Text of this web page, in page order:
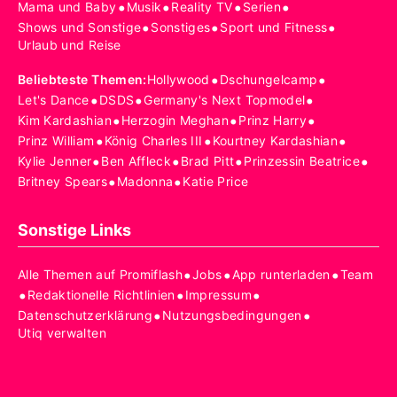
Mama und Baby•Musik•Reality TV•Serien•
Shows und Sonstige•Sonstiges•Sport und Fitness•
Urlaub und Reise
Beliebteste Themen:Hollywood •Dschungelcamp•
Let's Dance•DSDS•Germany's Next Topmodel•
Kim Kardashian•Herzogin Meghan•Prinz Harry•
Prinz William •König Charles III •Kourtney Kardashian•
Kylie Jenner•Ben Affleck•Brad Pitt•Prinzessin Beatrice•
Britney Spears•Madonna•Katie Price
Sonstige Links
Alle Themen auf Promiflash•Jobs•App runterladen•Team
•Redaktionelle Richtlinien•Impressum•
Datenschutzerklärung•Nutzungsbedingungen•
Utiq verwalten